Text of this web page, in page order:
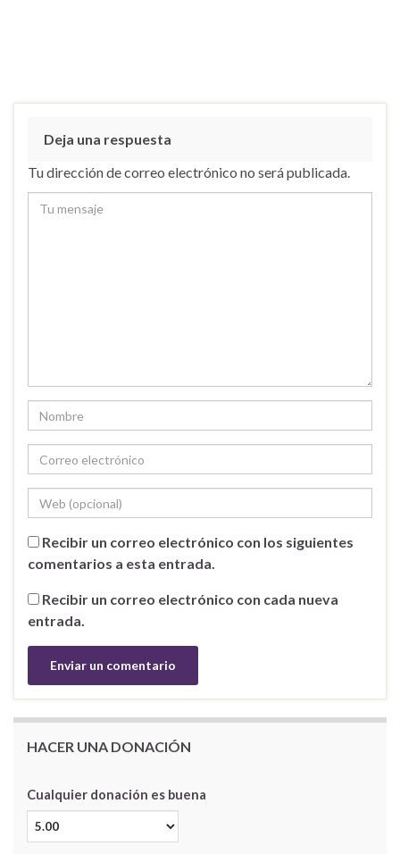
Deja una respuesta
Tu dirección de correo electrónico no será publicada.
Recibir un correo electrónico con los siguientes
comentarios a esta entrada.
Recibir un correo electrónico con cada nueva
entrada.
HACER UNA DONACIÓN
Cualquier donación es buena